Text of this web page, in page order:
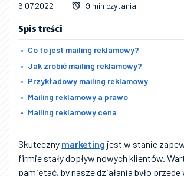
6.07.2022 | 9 min czytania
Spis treści
Co to jest mailing reklamowy?
Jak zrobić mailing reklamowy?
Przykładowy mailing reklamowy
Mailing reklamowy a prawo
Mailing reklamowy cena
Skuteczny marketing jest w stanie
firmie stały dopływ nowych klientów.
pamiętać, by nasze działania było